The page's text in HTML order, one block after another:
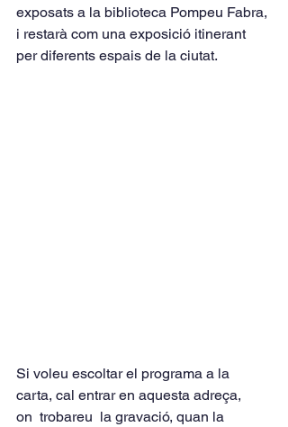
exposats a la biblioteca Pompeu Fabra,
i restarà com una exposició itinerant
per diferents espais de la ciutat.
Si voleu escoltar el programa a la
carta, cal entrar en aquesta adreça,
on  trobareu  la gravació, quan la